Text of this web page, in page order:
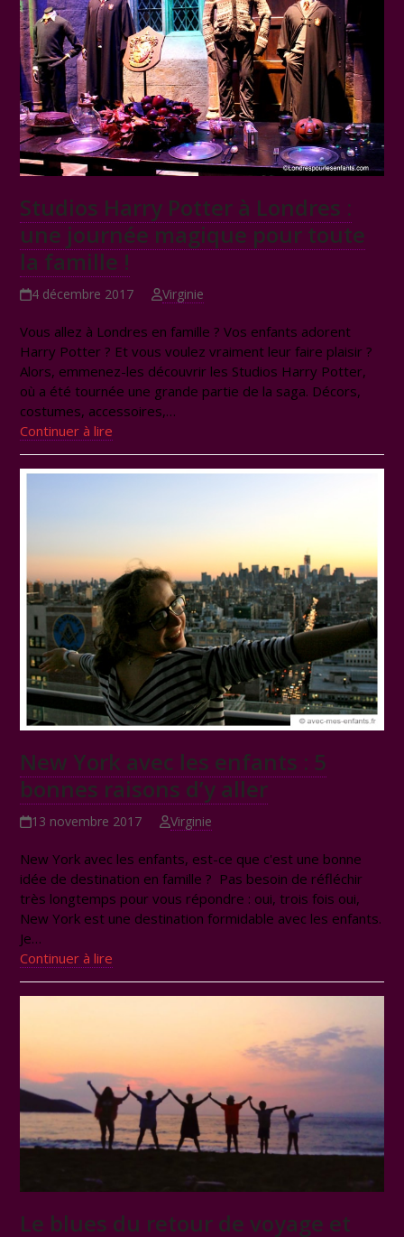
Studios Harry Potter à Londres :
une journée magique pour toute
la famille !
4 décembre 2017 Virginie
Vous allez à Londres en famille ? Vos enfants adorent
Harry Potter ? Et vous voulez vraiment leur faire plaisir ?
Alors, emmenez-les découvrir les Studios Harry Potter,
où a été tournée une grande partie de la saga. Décors,
costumes, accessoires,…
Continuer à lire
New York avec les enfants : 5
bonnes raisons d’y aller
13 novembre 2017 Virginie
New York avec les enfants, est-ce que c'est une bonne
idée de destination en famille ? Pas besoin de réfléchir
très longtemps pour vous répondre : oui, trois fois oui,
New York est une destination formidable avec les enfants.
Je…
Continuer à lire
Le blues du retour de voyage et